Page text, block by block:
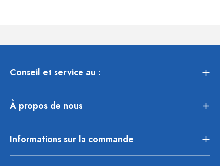
Conseil et service au :
À propos de nous
Informations sur la commande